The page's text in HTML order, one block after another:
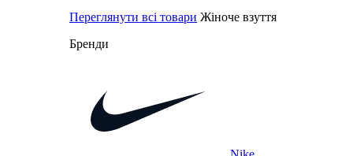
Переглянути всі товари Жіноче взуття
Бренди